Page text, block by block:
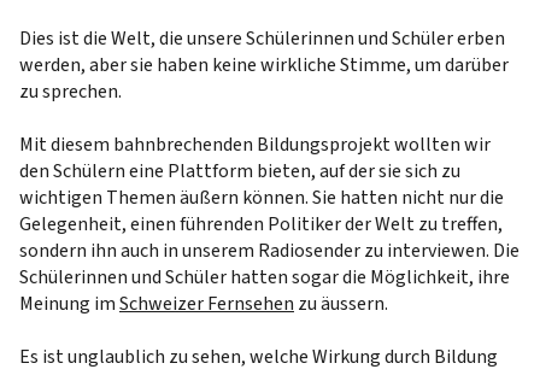
Dies ist die Welt, die unsere Schülerinnen und Schüler erben
werden, aber sie haben keine wirkliche Stimme, um darüber
zu sprechen.
Mit diesem bahnbrechenden Bildungsprojekt wollten wir
den Schülern eine Plattform bieten, auf der sie sich zu
wichtigen Themen äußern können. Sie hatten nicht nur die
Gelegenheit, einen führenden Politiker der Welt zu treffen,
sondern ihn auch in unserem Radiosender zu interviewen. Die
Schülerinnen und Schüler hatten sogar die Möglichkeit, ihre
Meinung imSchweizer Fernsehen zu äussern.
Es ist unglaublich zu sehen, welche Wirkung durch Bildung